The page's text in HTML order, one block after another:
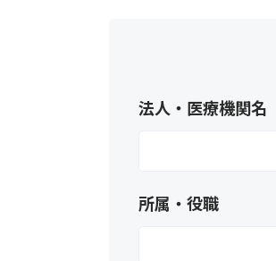
法人・医療機関名
所属・役職